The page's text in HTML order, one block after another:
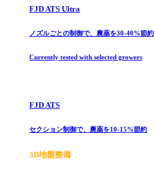
FJD ATS Ultra
ノズルごとの制御で、農薬を30-40%節約
Currently tested with selected growers
FJD ATS
セクション制御で、農薬を10-15%節約
3D地盤整備